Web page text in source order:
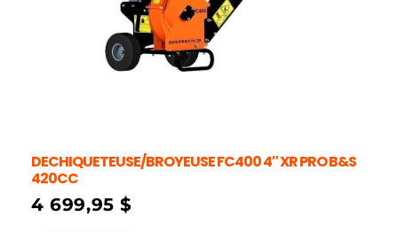
DECHIQUETEUSE/BROYEUSE FC400 4″ XR PRO B&S
420CC
4 699,95$